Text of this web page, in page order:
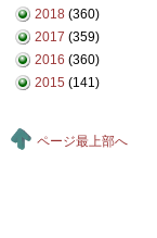
2018 (360)
2017 (359)
2016 (360)
2015 (141)
ページ最上部へ